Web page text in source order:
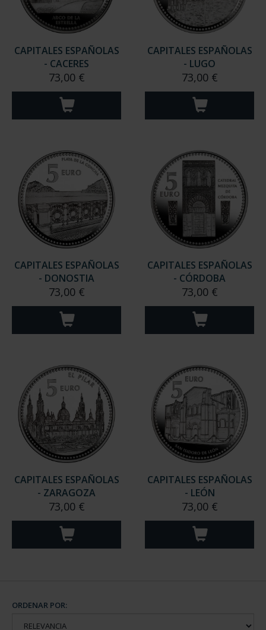
CAPITALES ESPAÑOLAS
- CACERES
73,00 €
CAPITALES ESPAÑOLAS
- LUGO
73,00 €
CAPITALES ESPAÑOLAS
- DONOSTIA
73,00 €
CAPITALES ESPAÑOLAS
- CÓRDOBA
73,00 €
CAPITALES ESPAÑOLAS
- ZARAGOZA
73,00 €
CAPITALES ESPAÑOLAS
- LEÓN
73,00 €
ORDENAR POR: